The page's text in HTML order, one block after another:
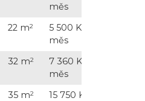
měs
22 m2
5 500 Kč /
měs
32 m2
7 360 Kč /
měs
35 m2
15 750 Kč /